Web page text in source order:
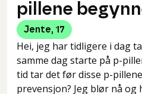
pillene
Jente, 17
Hei, jeg har tidligere i dag
samme dag starte på p-
tid tar det før disse p-
prevensjon? Jeg blør nå